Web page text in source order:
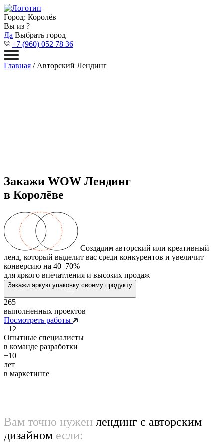
Город: Королёв
Вы из ?
Да Выбрать город
+7 (960) 052 78 36
Главная / Авторский Лендинг
Закажи WOW Лендинг
в Королёве
Создадим авторский или креативный
ленд, который выделит вас среди конкурентов и увеличит
конверсию на 40–70%
для яркого впечатления и высоких продаж
Закажи яркую упаковку своему продукту
265
выполненных проектов
Посмотреть работы
+12
Опытные специалисты
в команде разработки
+10
лет
в маркетинге
Вам точно нужен лендинг с авторским
дизайном если: